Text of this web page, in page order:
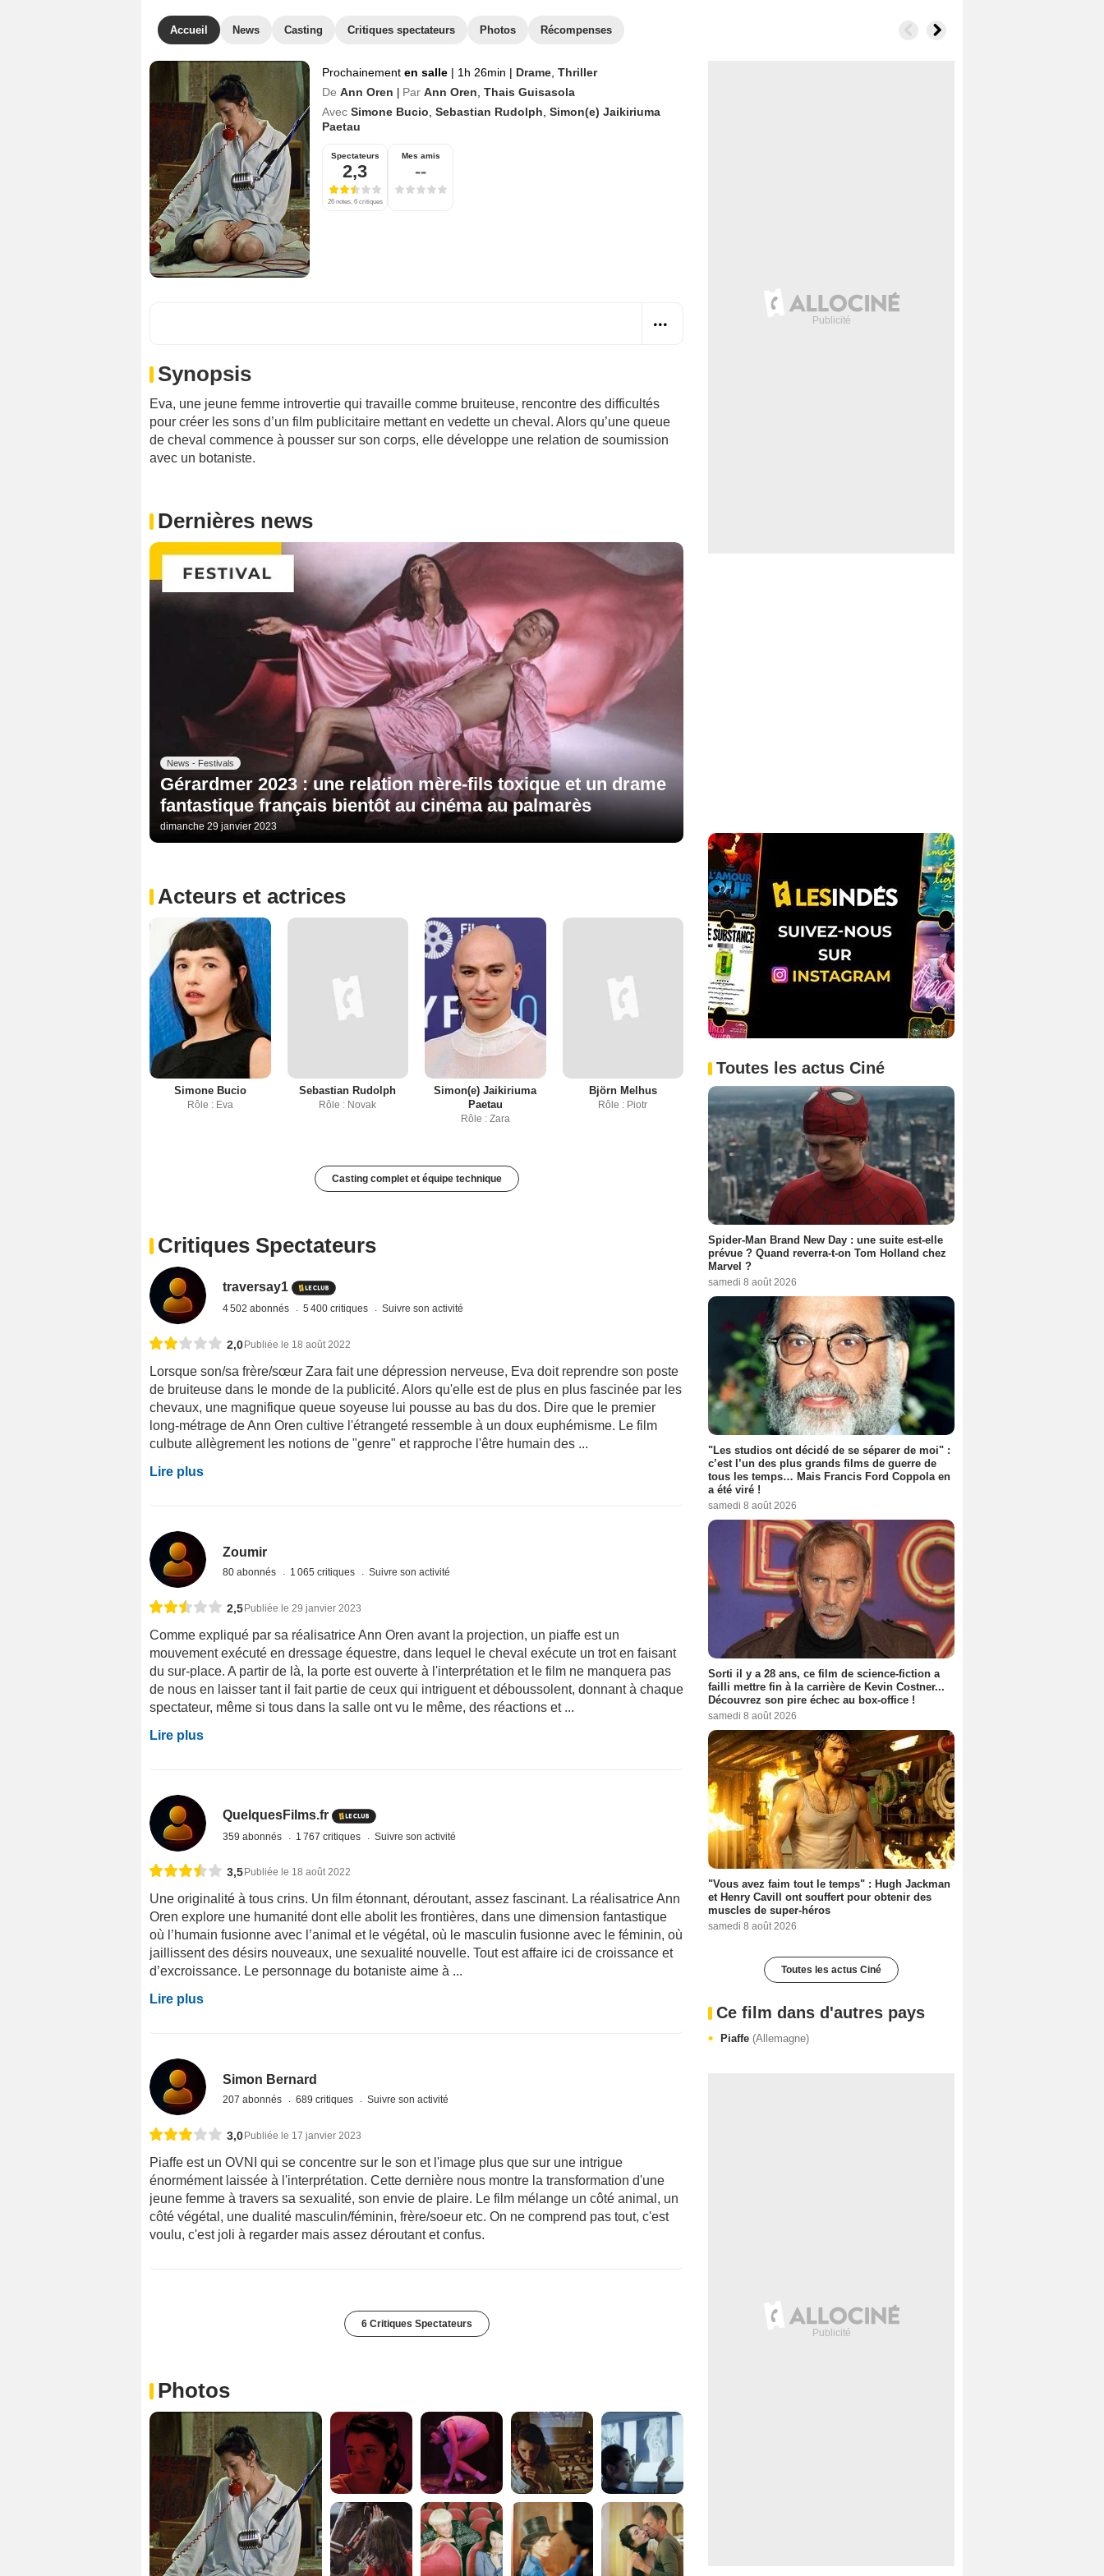
Accueil News Casting Critiques spectateurs Photos Récompenses
Prochainement en salle | 1h 26min | Drame Thriller
De Ann Oren Par Ann Oren Thais Guisasola
Avec Simone Bucio Sebastian Rudolph Simon(e) Jaikiriuma
Paetau
Spectateurs
2,3
26 notes, 6 critiques
Mes amis
--
Synopsis
Eva, une jeune femme introvertie qui travaille comme bruiteuse, rencontre des difficultés
pour créer les sons d’un film publicitaire mettant en vedette un cheval. Alors qu’une queue
de cheval commence à pousser sur son corps, elle développe une relation de soumission
avec un botaniste.
Dernières news
News - Festivals
Gérardmer 2023 : une relation mère-fils toxique et un drame
fantastique français bientôt au cinéma au palmarès
dimanche 29 janvier 2023
Acteurs et actrices
Simone Bucio
Rôle : Eva
Sebastian Rudolph
Rôle : Novak
Simon(e) Jaikiriuma
Paetau
Rôle : Zara
Björn Melhus
Rôle : Piotr
Casting complet et équipe technique
Critiques Spectateurs
traversay1
4 502 abonnés 5 400 critiques Suivre son activité
2,0Publiée le 18 août 2022
Lorsque son/sa frère/sœur Zara fait une dépression nerveuse, Eva doit reprendre son poste
de bruiteuse dans le monde de la publicité. Alors qu'elle est de plus en plus fascinée par les
chevaux, une magnifique queue soyeuse lui pousse au bas du dos. Dire que le premier
long-métrage de Ann Oren cultive l'étrangeté ressemble à un doux euphémisme. Le film
culbute allègrement les notions de "genre" et rapproche l'être humain des ...
Lire plus
Zoumir
80 abonnés 1 065 critiques Suivre son activité
2,5Publiée le 29 janvier 2023
Comme expliqué par sa réalisatrice Ann Oren avant la projection, un piaffe est un
mouvement exécuté en dressage équestre, dans lequel le cheval exécute un trot en faisant
du sur-place. A partir de là, la porte est ouverte à l'interprétation et le film ne manquera pas
de nous en laisser tant il fait partie de ceux qui intriguent et déboussolent, donnant à chaque
spectateur, même si tous dans la salle ont vu le même, des réactions et ...
Lire plus
QuelquesFilms.fr
359 abonnés 1 767 critiques Suivre son activité
3,5Publiée le 18 août 2022
Une originalité à tous crins. Un film étonnant, déroutant, assez fascinant. La réalisatrice Ann
Oren explore une humanité dont elle abolit les frontières, dans une dimension fantastique
où l’humain fusionne avec l’animal et le végétal, où le masculin fusionne avec le féminin, où
jaillissent des désirs nouveaux, une sexualité nouvelle. Tout est affaire ici de croissance et
d’excroissance. Le personnage du botaniste aime à ...
Lire plus
Simon Bernard
207 abonnés 689 critiques Suivre son activité
3,0Publiée le 17 janvier 2023
Piaffe est un OVNI qui se concentre sur le son et l'image plus que sur une intrigue
énormément laissée à l'interprétation. Cette dernière nous montre la transformation d'une
jeune femme à travers sa sexualité, son envie de plaire. Le film mélange un côté animal, un
côté végétal, une dualité masculin/féminin, frère/soeur etc. On ne comprend pas tout, c'est
voulu, c'est joli à regarder mais assez déroutant et confus.
6 Critiques Spectateurs
Photos
Toutes les actus Ciné
Spider-Man Brand New Day : une suite est-elle
prévue ? Quand reverra-t-on Tom Holland chez
Marvel ?
samedi 8 août 2026
"Les studios ont décidé de se séparer de moi" :
c’est l’un des plus grands films de guerre de
tous les temps… Mais Francis Ford Coppola en
a été viré !
samedi 8 août 2026
Sorti il y a 28 ans, ce film de science-fiction a
failli mettre fin à la carrière de Kevin Costner...
Découvrez son pire échec au box-office !
samedi 8 août 2026
"Vous avez faim tout le temps" : Hugh Jackman
et Henry Cavill ont souffert pour obtenir des
muscles de super-héros
samedi 8 août 2026
Toutes les actus Ciné
Ce film dans d'autres pays
Piaffe (Allemagne)